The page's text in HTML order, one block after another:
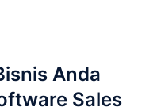
Anda
Sales